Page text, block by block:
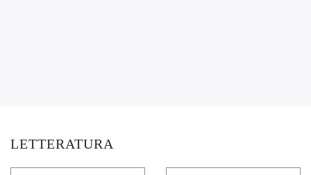
LETTERATURA